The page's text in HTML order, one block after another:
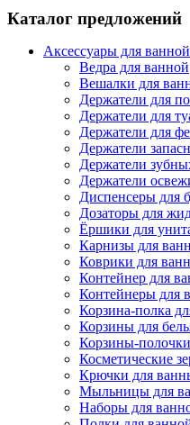
Каталог предложений
Аксессуары для
Ведра для ванной
Вешалки для
Держатели для
Держатели для
Держатели для
Держатели
Держатели
Держатели
Диспенсеры для
Дозаторы для
Ёршики для
Карнизы для ванн
Коврики для
Контейнер для
Контейнеры для
Корзина-полка
Корзины для
Корзины-
Косметические
Крючки для
Мыльницы для
Наборы для